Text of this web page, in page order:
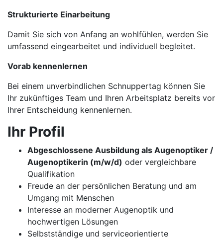
Strukturierte Einarbeitung
Damit Sie sich von Anfang an wohlfühlen, werden Sie
umfassend eingearbeitet und individuell begleitet.
Vorab kennenlernen
Bei einem unverbindlichen Schnuppertag können Sie
Ihr zukünftiges Team und Ihren Arbeitsplatz bereits vor
Ihrer Entscheidung kennenlernen.
Ihr Profil
Abgeschlossene Ausbildung als Augenoptiker /
Augenoptikerin (m/w/d) oder vergleichbare
Qualifikation
Freude an der persönlichen Beratung und am
Umgang mit Menschen
Interesse an moderner Augenoptik und
hochwertigen Lösungen
Selbstständige und serviceorientierte